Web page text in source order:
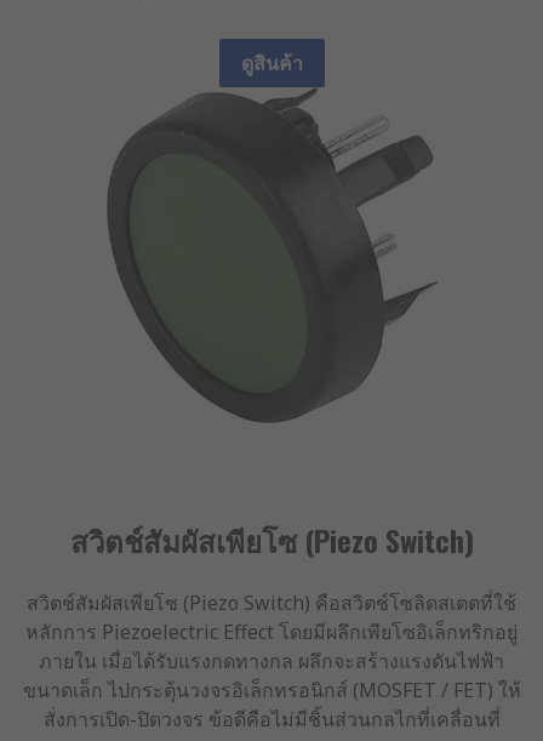
ดูสินค้า
สวิตช์สัมผัสเพียโซ (Piezo Switch)
สวิตช์สัมผัสเพียโซ (Piezo Switch) คือสวิตช์โซลิดสเตตที่ใช้
หลักการ Piezoelectric Effect โดยมีผลึกเพียโซอิเล็กทริกอยู่
ภายใน เมื่อได้รับแรงกดทางกล ผลึกจะสร้างแรงดันไฟฟ้า
ขนาดเล็ก ไปกระตุ้นวงจรอิเล็กทรอนิกส์ (MOSFET / FET) ให้
สั่งการเปิด-ปิดวงจร ข้อดีคือไม่มีชิ้นส่วนกลไกที่เคลื่อนที่